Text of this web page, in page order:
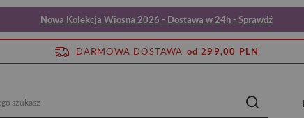
Nowa Kolekcja Wiosna 2026 - Dostawa w 24h - Sprawdź
DARMOWA DOSTAWA od 299,00 PLN